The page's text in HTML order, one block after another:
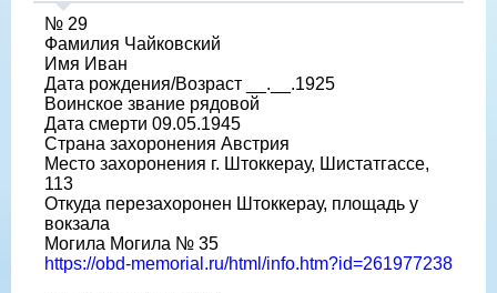
№ 29
Фамилия Чайковский
Имя Иван
Дата рождения/Возраст __.__.1925
Воинское звание рядовой
Дата смерти 09.05.1945
Страна захоронения Австрия
Место захоронения г. Штоккерау, Шистатгассе,
113
Откуда перезахоронен Штоккерау, площадь у
вокзала
Могила Могила № 35
https://obd-memorial.ru/html/info.htm?id=261977238